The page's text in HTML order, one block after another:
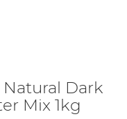
Dark
Mix 1kg